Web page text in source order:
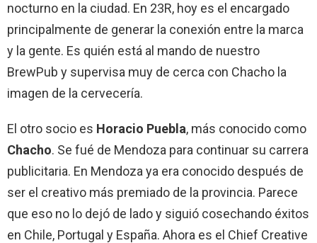
nocturno en la ciudad. En 23R, hoy es el encargado
principalmente de generar la conexión entre la marca
y la gente. Es quién está al mando de nuestro
BrewPub y supervisa muy de cerca con Chacho la
imagen de la cervecería.
El otro socio es Horacio Puebla, más conocido como
Chacho. Se fué de Mendoza para continuar su carrera
publicitaria. En Mendoza ya era conocido después de
ser el creativo más premiado de la provincia. Parece
que eso no lo dejó de lado y siguió cosechando éxitos
en Chile, Portugal y España. Ahora es el Chief Creative